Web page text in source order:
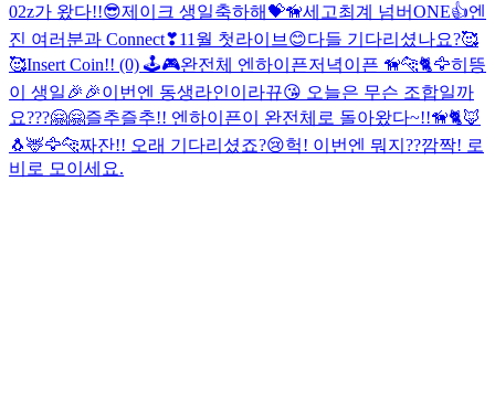
02z가 왔다!!😎제이크 생일축하해💝🦮세고최계 넘버ONE👍엔
진 여러분과 Connect❣11월 첫라이브😊다들 기다리셨나요?🥰
🥰Insert Coin!! (0) 🕹🎮완전체 엔하이픈저녁이픈 🦮🐆🐈🦅히뜽
이 생일🎉🎉이번엔 동생라인이라뀨😘 오늘은 무슨 조합일까
요???🤗🤗즐추즐추!! 엔하이픈이 완전체로 돌아왔다~!!🦮🐈🦊
🐧🦌🦅🐆짜잔!! 오래 기다리셨죠?😢헉! 이번엔 뭐지??깜짝! 로
비로 모이세요.